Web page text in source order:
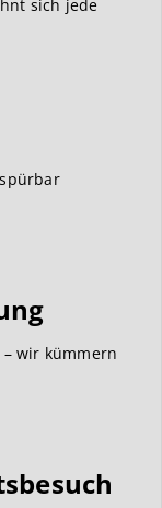
sich jede
wir kümmern